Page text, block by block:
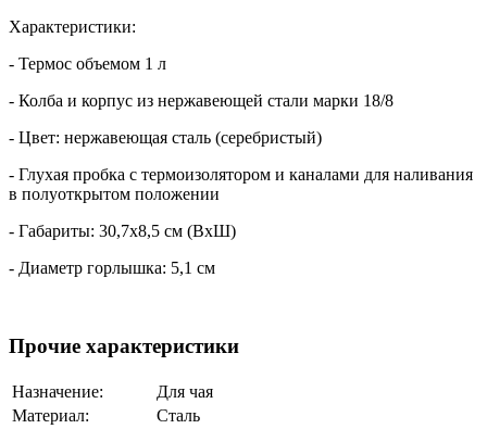
Характеристики:
- Термос объемом 1 л
- Колба и корпус из нержавеющей стали марки 18/8
- Цвет: нержавеющая сталь (серебристый)
- Глухая пробка с термоизолятором и каналами для наливания
в полуоткрытом положении
- Габариты: 30,7x8,5 см (ВxШ)
- Диаметр горлышка: 5,1 см
Прочие характеристики
Назначение:
Для чая
Материал:
Сталь